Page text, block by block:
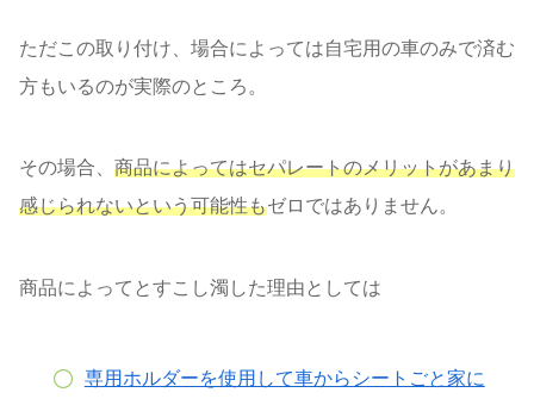
ただこの取り付け、場合によっては自宅用の車のみで済む
方もいるのが実際のところ。
その場合、 商品によってはセパレートのメリットがあまり
感じられないという可能性もゼロではありません。
商品によってとすこし濁した理由としては
専用ホルダーを使用して車からシートごと家に